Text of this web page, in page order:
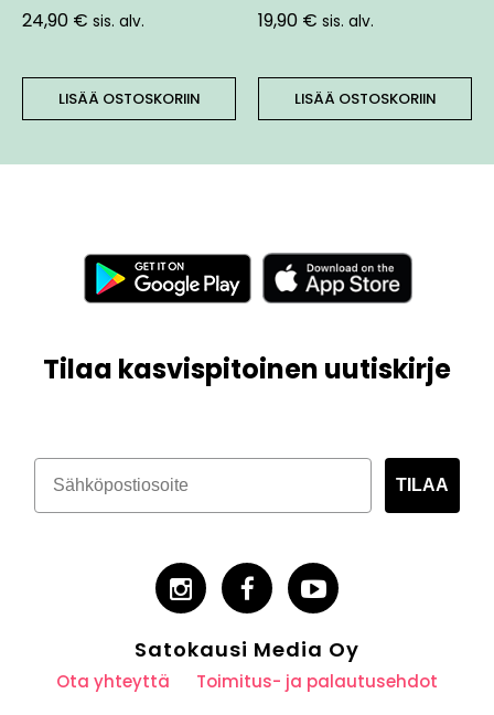
24,90 € sis. alv.
LISÄÄ OSTOSKORIIN
19,90 € sis. alv.
LISÄÄ OSTOSKORIIN
Tilaa kasvispitoinen uutiskirje
TILAA
Satokausi Media Oy
Ota yhteyttä Toimitus- ja palautusehdot